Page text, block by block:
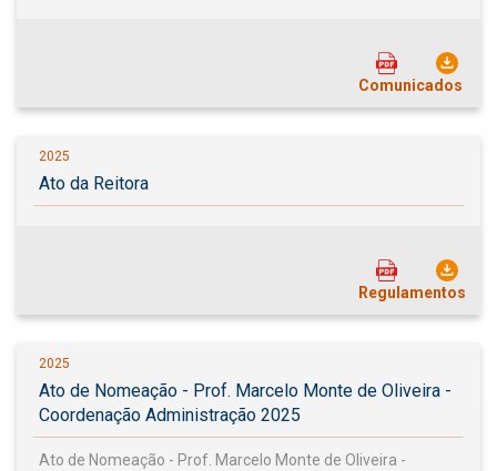
Comunicados
2025
Ato da Reitora
Regulamentos
2025
Ato de Nomeação - Prof. Marcelo Monte de Oliveira -
Coordenação Administração 2025
Ato de Nomeação - Prof. Marcelo Monte de Oliveira -